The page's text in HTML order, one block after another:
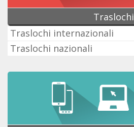
Traslochi
Traslochi internazionali
Traslochi nazionali